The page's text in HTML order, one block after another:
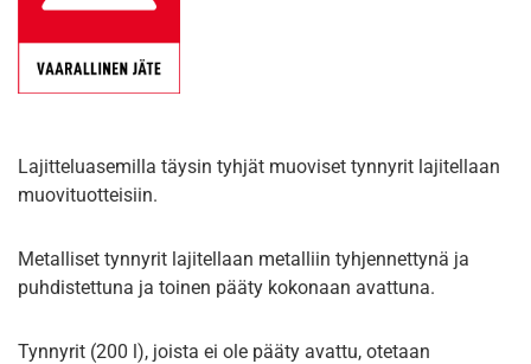
Lajitteluasemilla täysin tyhjät muoviset tynnyrit lajitellaan
muovituotteisiin.
Metalliset tynnyrit lajitellaan metalliin tyhjennettynä ja
puhdistettuna ja toinen pääty kokonaan avattuna.
Tynnyrit (200 l), joista ei ole pääty avattu, otetaan